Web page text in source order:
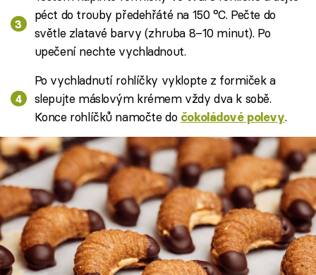
péct do trouby předehřáté na 150 °C. Pečte do
světle zlatavé barvy (zhruba 8–10 minut). Po
upečení nechte vychladnout.
Po vychladnutí rohlíčky vyklopte z formiček a
slepujte máslovým krémem vždy dva k sobě.
Konce rohlíčků namočte do čokoládové polevy.